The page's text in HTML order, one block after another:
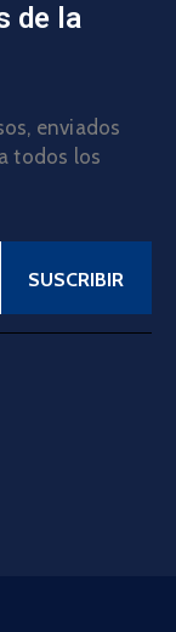
de la
enviados
todos los